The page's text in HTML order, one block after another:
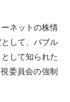
ネットの株情
して、バブル
して知られた
委員会の強制